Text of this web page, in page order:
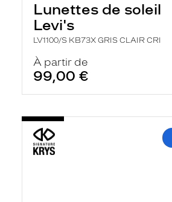
Lunettes de soleil
Levi's
LV1100/S KB73X GRIS CLAIR CRI
À partir de
99,00 €